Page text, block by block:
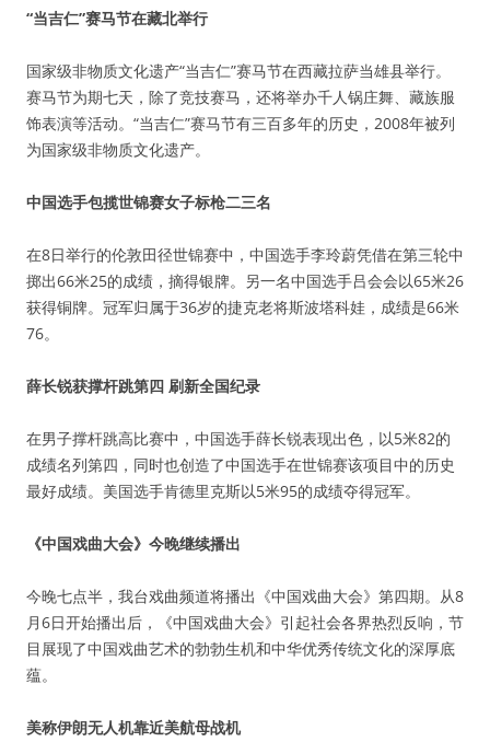
“当吉仁”赛马节在藏北举行
国家级非物质文化遗产“当吉仁”赛马节在西藏拉萨当雄县举行。
赛马节为期七天，除了竞技赛马，还将举办千人锅庄舞、藏族服
饰表演等活动。“当吉仁”赛马节有三百多年的历史，2008年被列
为国家级非物质文化遗产。
中国选手包揽世锦赛女子标枪二三名
在8日举行的伦敦田径世锦赛中，中国选手李玲蔚凭借在第三轮中
掷出66米25的成绩，摘得银牌。另一名中国选手吕会会以65米26
获得铜牌。冠军归属于36岁的捷克老将斯波塔科娃，成绩是66米
76。
薛长锐获撑杆跳第四 刷新全国纪录
在男子撑杆跳高比赛中，中国选手薛长锐表现出色，以5米82的
成绩名列第四，同时也创造了中国选手在世锦赛该项目中的历史
最好成绩。美国选手肯德里克斯以5米95的成绩夺得冠军。
《中国戏曲大会》今晚继续播出
今晚七点半，我台戏曲频道将播出《中国戏曲大会》第四期。从8
月6日开始播出后，《中国戏曲大会》引起社会各界热烈反响，节
目展现了中国戏曲艺术的勃勃生机和中华优秀传统文化的深厚底
蕴。
美称伊朗无人机靠近美航母战机